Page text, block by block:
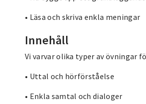
• Läsa och skriva enkla meningar
Innehåll
Vi varvar olika typer av övningar
• Uttal och hörförståelse
• Enkla samtal och dialoger